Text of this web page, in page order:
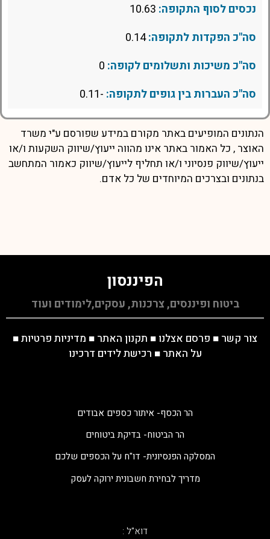
נכסים לסוף התקופה:
סה"כ הפקדות לתקופה:0.14
סה"כ משיכות ותשלומים לקופה:
סה"כ העברות בין גופים לתקופה: -0.11
הנתונים המופיעים באתר מקורם במידע שפורסם ע"י משרד
האוצר , כל האמור באתר אינו מהווה ייעוץ/שיווק השקעות ו/או
ייעוץ/שיווק פנסיוני ו/או תחליף לייעוץ/שיווק כאמור המתחשב
בנתונים ובצרכים המיוחדים של כל אדם.
הפיננסון
ביטוח ופיננסים, צרכנות, עסקים,לימודים ועוד
צור קשר ■ פרסם אצלנו ■ תקנון האתר ■ מדיניות פרטיות■
על האתר ■ רכישת לידים דרכינו
הר הכסף- איתור כספים אבודים
הר הביטוח- בדיקת ביטוחים
המסלקה הפנסיונית- דו"ח על הכספים שלכם
מדריך לבחירת חשבונית ירוקה לעסק
דוא"ל :